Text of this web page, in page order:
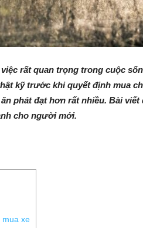
rất quan trọng trong cuộc
kỹ trước khi quyết định mua
phát đạt hơn rất nhiều. Bài
cho người mới.
mua xe